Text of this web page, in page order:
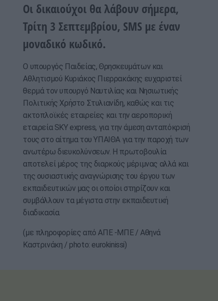
Οι δικαιούχοι θα λάβουν σήμερα,
Τρίτη 3 Σεπτεμβρίου, SMS με έναν
μοναδικό κωδικό.
Ο υπουργός Παιδείας, Θρησκευμάτων και
Αθλητισμού Κυριάκος Πιερρακάκης ευχαριστεί
θερμά τον υπουργό Ναυτιλίας και Νησιωτικής
Πολιτικής Χρήστο Στυλιανίδη, καθώς και τις
ακτοπλοϊκές εταιρείες και την αεροπορική
εταιρεία SΚΥ express, για την άμεση ανταπόκρισή
τους στο αίτημα του ΥΠΑΙΘΑ για την παροχή των
ανωτέρω διευκολύνσεων. Η πρωτοβουλία
αποτελεί μέρος της διαρκούς μέριμνας αλλά και
της ουσιαστικής αναγνώρισης του έργου των
εκπαιδευτικών μας οι οποίοι στηρίζουν και
συμβάλλουν τα μέγιστα στην εκπαιδευτική
διαδικασία.
(με πληροφορίες από ΑΠΕ -ΜΠΕ / Αθηνά
Καστρινάκη / photo: eurokinissi)